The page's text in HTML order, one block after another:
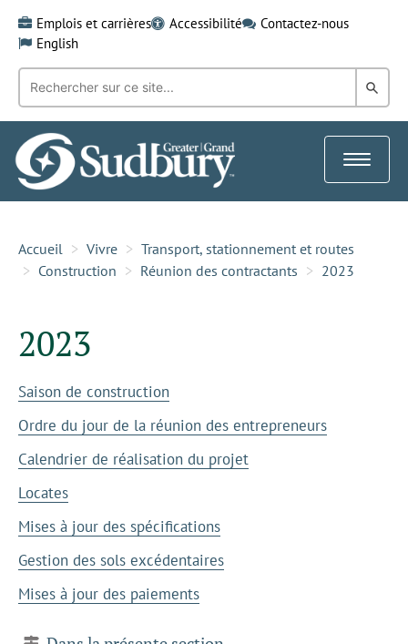
content
Emplois et carrières Accessibilité
Contactez-nous
English
Recherche
mot-
clé:
dans
Toggle
Accueil Vivre
Transport, stationnement et routes
Construction
Réunion des contractants 2023
2023
Saison de construction
Ordre du jour de la réunion des entrepreneurs
Calendrier de réalisation du projet
Locates
Mises à jour des spécifications
Gestion des sols excédentaires
Mises à jour des paiements